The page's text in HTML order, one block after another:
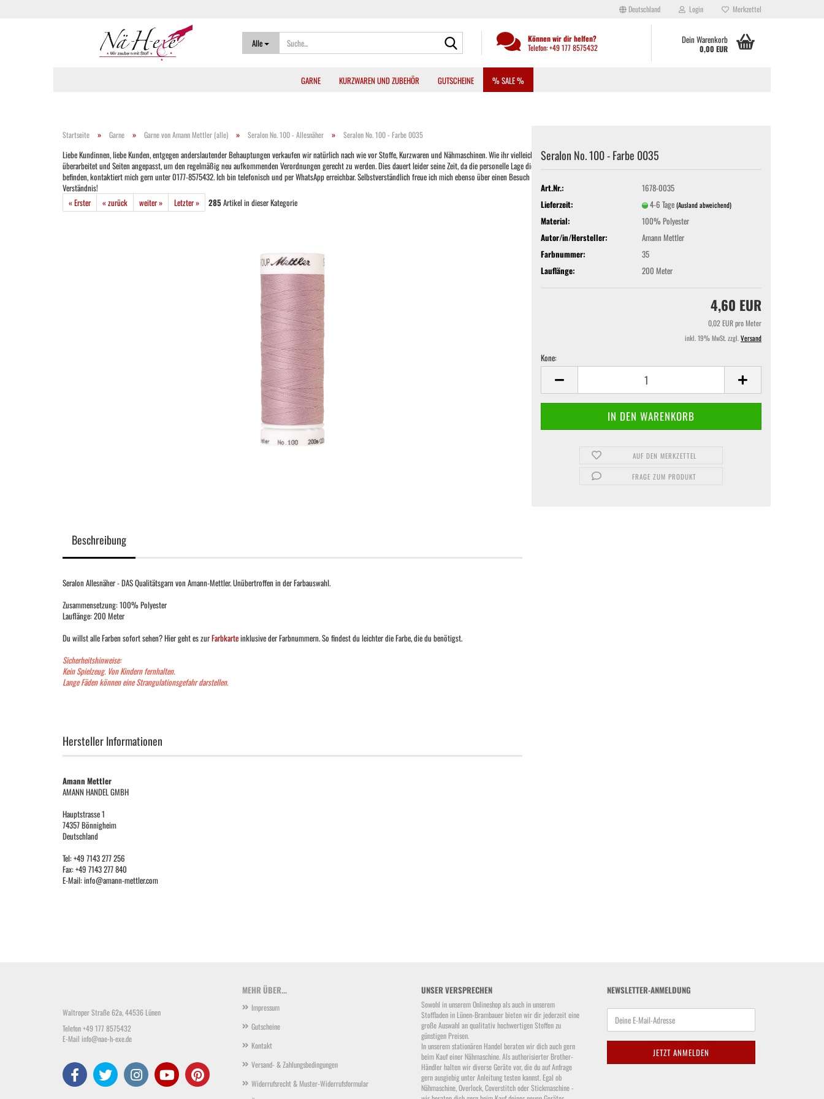
Deutschland Login Merkzettel
Alle
Können wir dir helfen?
Telefon: +49 177 8575432
Dein Warenkorb
0,00 EUR
GARNE KURZWAREN UND ZUBEHÖR GUTSCHEINE % SALE %
Startseite » Garne » Garne von Amann Mettler (alle) » Seralon No. 100 - Allesnäher » Seralon No. 100 - Farbe 0035
Liebe Kundinnen, liebe Kunden, entgegen anderslautender Behauptungen verkaufen wir natürlich nach wie vor Stoffe, Kurzwaren und Nähmaschinen. Wie ihr vielleicht auch bei anderen kleinen Shops festgestellt habt, werden aktuell viele Artikel
überarbeitet und Seiten angepasst, um den regelmäßig neu aufkommenden Verordnungen gerecht zu werden. Dies dauert leider seine Zeit, da die personelle Lage dies oft nicht hergibt. Solltet ihr Artikel benötigen, die sich derzeit nicht im Shop
befinden, kontaktiert mich gern unter 0177-8575432. Ich bin telefonisch und per WhatsApp erreichbar. Selbstverständlich freue ich mich ebenso über einen Besuch im Laden: Waltroper Straße 62a, 44536 Lünen. Vielen Dank für euer
Verständnis!
« Erster
« zurück weiter » Letzter » 285Artikel in dieser Kategorie
Seralon No. 100 - Farbe 0035
Art.Nr.:
1678-0035
Lieferzeit:
4-6 Tage(Ausland abweichend)
Material:
100% Polyester
Autor/in/Hersteller:
Amann Mettler
Farbnummer:
35
Lauflänge:
200 Meter
4,60 EUR
0,02 EUR pro Meter
inkl. 19% MwSt. zzgl.Versand
Kone:
AUF DEN MERKZETTEL
FRAGE ZUM PRODUKT
Beschreibung
Seralon Allesnäher - DAS Qualitätsgarn von Amann-Mettler. Unübertroffen in der Farbauswahl.
Zusammensetzung: 100% Polyester
Lauflänge: 200 Meter
Du willst alle Farben sofort sehen? Hier geht es zurFarbkarteinklusive der Farbnummern. So findest du leichter die Farbe, die du benötigst.
Sicherheitshinweise:
Kein Spielzeug. Von Kindern fernhalten.
Lange Fäden können eine Strangulationsgefahr darstellen.
Hersteller Informationen
Amann Mettler
AMANN HANDEL GMBH
Hauptstrasse 1
74357 Bönnigheim
Deutschland
Tel: +49 7143 277 256
Fax: +49 7143 277 840
E-Mail: info@amann-mettler.com
MEHR ÜBER...
Impressum
Gutscheine
Kontakt
Versand- & Zahlungsbedingungen
Widerrufsrecht & Muster-Widerrufsformular
UNSER VERSPRECHEN
Sowohl in unserem Onlineshop als auch in unserem
Stoffladen in Lünen-Brambauer bieten wir dir jederzeit eine
große Auswahl an qualitativ hochwertigen Stoffen zu
günstigen Preisen.
In unserem stationären Handel beraten wir dich auch gern
beim Kauf einer Nähmaschine. Als authorisierter Brother-
Händler halten wir diverse Geräte vor, die du auf Anfrage
gern ausgiebig unter Anleitung testen kannst. Egal ob
Nähmaschine, Overlock, Coverstitch oder Stickmaschine -
NEWSLETTER-ANMELDUNG
Waltroper Straße 62a, 44536 Lünen
Telefon +49 177 8575432
E-Mail info@nae-h-exe.de